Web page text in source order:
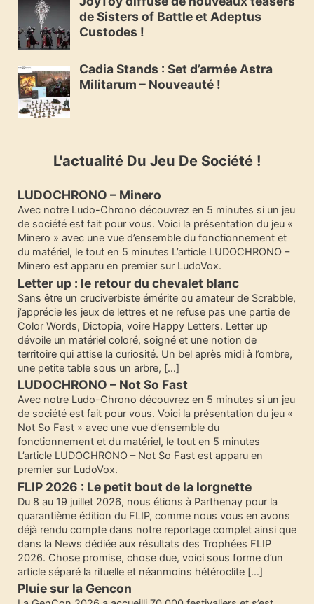
de Sisters of Battle et Adeptus
Custodes !
Cadia Stands : Set d’armée Astra
Militarum – Nouveauté !
L'actualité Du Jeu De Société !
LUDOCHRONO – Minero
Avec notre Ludo-Chrono découvrez en 5 minutes si un jeu
de société est fait pour vous. Voici la présentation du jeu «
Minero » avec une vue d’ensemble du fonctionnement et
du matériel, le tout en 5 minutes L’article LUDOCHRONO –
Minero est apparu en premier sur LudoVox.
Letter up : le retour du chevalet blanc
Sans être un cruciverbiste émérite ou amateur de Scrabble,
j’apprécie les jeux de lettres et ne refuse pas une partie de
Color Words, Dictopia, voire Happy Letters. Letter up
dévoile un matériel coloré, soigné et une notion de
territoire qui attise la curiosité. Un bel après midi à l’ombre,
une petite table sous un arbre, […]
LUDOCHRONO – Not So Fast
Avec notre Ludo-Chrono découvrez en 5 minutes si un jeu
de société est fait pour vous. Voici la présentation du jeu «
Not So Fast » avec une vue d’ensemble du
fonctionnement et du matériel, le tout en 5 minutes
L’article LUDOCHRONO – Not So Fast est apparu en
premier sur LudoVox.
FLIP 2026 : Le petit bout de la lorgnette
Du 8 au 19 juillet 2026, nous étions à Parthenay pour la
quarantième édition du FLIP, comme nous vous en avons
déjà rendu compte dans notre reportage complet ainsi que
dans la News dédiée aux résultats des Trophées FLIP
2026. Chose promise, chose due, voici sous forme d’un
article séparé la rituelle et néanmoins hétéroclite […]
Pluie sur la Gencon